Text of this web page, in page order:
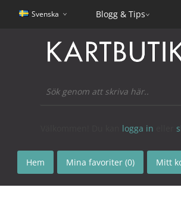
Svenska Blogg & Tips
logga in
Hem Mina favoriter (0) Mitt